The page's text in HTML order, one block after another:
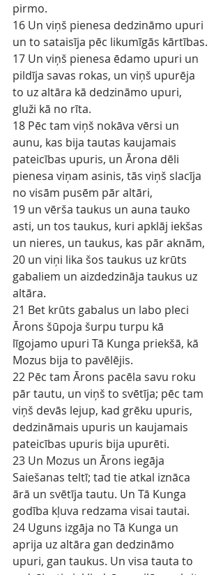
pirmo.
16 Un viņš pienesa dedzināmo upuri
un to sataisīja pēc likumīgās kārtības.
17 Un viņš pienesa ēdamo upuri un
pildīja savas rokas, un viņš upurēja
to uz altāra kā dedzināmo upuri,
gluži kā no rīta.
18 Pēc tam viņš nokāva vērsi un
aunu, kas bija tautas kaujamais
pateicības upuris, un Ārona dēli
pienesa viņam asinis, tās viņš slacīja
no visām pusēm pār altāri,
19 un vērša taukus un auna tauko
asti, un tos taukus, kuri apklāj iekšas
un nieres, un taukus, kas pār aknām,
20 un viņi lika šos taukus uz krūts
gabaliem un aizdedzināja taukus uz
altāra.
21 Bet krūts gabalus un labo pleci
Ārons šūpoja šurpu turpu kā
līgojamo upuri Tā Kunga priekšā, kā
Mozus bija to pavēlējis.
22 Pēc tam Ārons pacēla savu roku
pār tautu, un viņš to svētīja; pēc tam
viņš devās lejup, kad grēku upuris,
dedzināmais upuris un kaujamais
pateicības upuris bija upurēti.
23 Un Mozus un Ārons iegāja
Saiešanas teltī; tad tie atkal iznāca
ārā un svētīja tautu. Un Tā Kunga
godība kļuva redzama visai tautai.
24 Uguns izgāja no Tā Kunga un
aprija uz altāra gan dedzināmo
upuri, gan taukus. Un visa tauta to